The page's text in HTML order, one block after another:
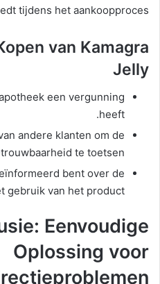
tijdens het aankoopproces.
van Kamagra
Jelly
een vergunning
heeft.
andere klanten om de
te toetsen.
bent over de
gebruik van het product.
Eenvoudige
Oplossing voor